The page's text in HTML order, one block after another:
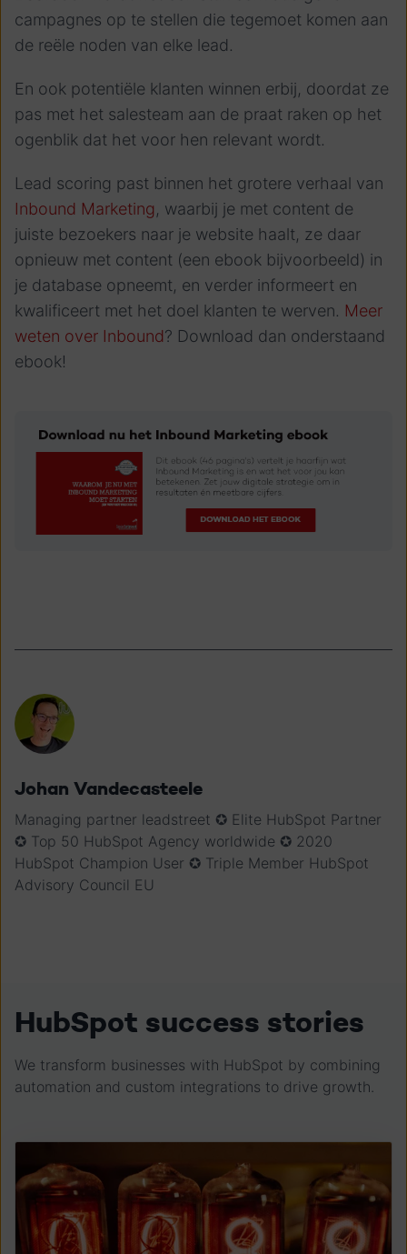
campagnes op te stellen die tegemoet komen aan
de reële noden van elke lead.
En ook potentiële klanten winnen erbij, doordat ze
pas met het salesteam aan de praat raken op het
ogenblik dat het voor hen relevant wordt.
Lead scoring past binnen het grotere verhaal van
Inbound Marketing, waarbij je met content de
juiste bezoekers naar je website haalt, ze daar
opnieuw met content (een ebook bijvoorbeeld) in
je database opneemt, en verder informeert en
kwalificeert met het doel klanten te werven. Meer
weten over Inbound? Download dan onderstaand
ebook!
Johan Vandecasteele
Managing partner leadstreet ✪ Elite HubSpot Partner
✪ Top 50 HubSpot Agency worldwide ✪ 2020
HubSpot Champion User ✪ Triple Member HubSpot
Advisory Council EU
HubSpot success stories
We transform businesses with HubSpot by combining
automation and custom integrations to drive growth.